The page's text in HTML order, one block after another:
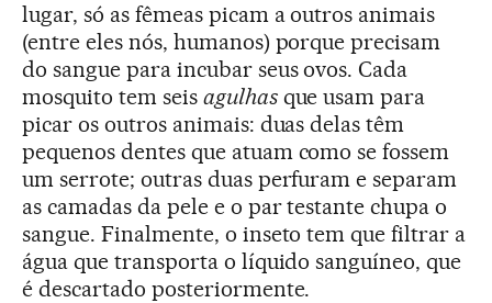
lugar, só as fêmeas picam a outros animais
(entre eles nós, humanos) porque precisam
do sangue para incubar seus ovos. Cada
mosquito tem seis agulhasque usam para
picar os outros animais: duas delas têm
pequenos dentes que atuam como se fossem
um serrote; outras duas perfuram e separam
as camadas da pele e o par testante chupa o
sangue. Finalmente, o inseto tem que filtrar a
água que transporta o líquido sanguíneo, que
é descartado posteriormente.